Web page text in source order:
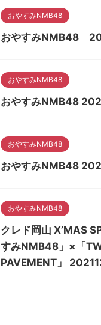
おやすみNMB48
おやすみNMB48
おやすみNMB48
おやすみNMB48
おやすみNMB48
おやすみNMB48
おやすみNMB48
クレド岡山 X’MAS
すみNMB48」×「
PAVEMENT」